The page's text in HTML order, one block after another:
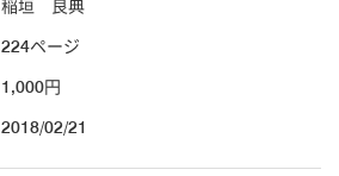
稲垣 良典
224ページ
1,000円
2018/02/21